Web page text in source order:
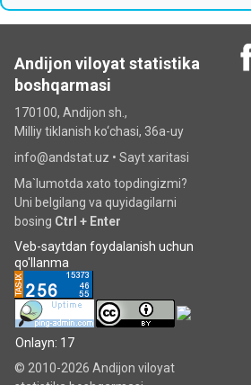
Andijon viloyat statistika
boshqarmasi
170100, Andijon sh.,
Milliy tiklanish ko‘chаsi, 36a-uy
info@andstat.uz • Sayt xaritasi
Ma`lumotda xato topdingizmi?
Uni belgilang va quyidagilarni
bosing Ctrl + Enter
Veb-saytdan foydalanish uchun
qo'llanma
Onlayn: 17
© 2010-2026 Andijon viloyat